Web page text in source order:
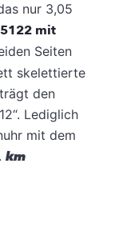
nur 3,05
mit
Seiten
skelettierte
den
Lediglich
mit dem
km